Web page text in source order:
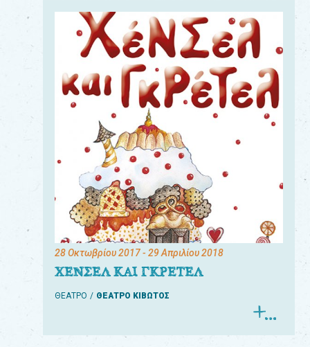
28 Οκτωβρίου 2017- 29 Απριλίου 2018
ΧΕΝΣΕΛ ΚΑΙ ΓΚΡΕΤΕΛ
ΘΕΑΤΡΟ ΘΕΑΤΡΟ ΚΙΒΩΤΟΣ